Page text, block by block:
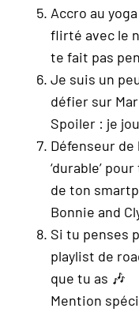
Accro au
flirté avec le
te fait pas
Je suis un
défier sur
Spoiler : je
Défenseur
‘durable’
de ton
Bonnie and
Si tu penses
playlist de
que tu as 🎶
Mention